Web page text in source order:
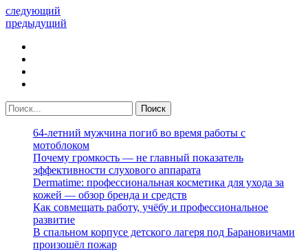
следующий
предыдущий
64-летний мужчина погиб во время работы с
мотоблоком
Почему громкость — не главный показатель
эффективности слухового аппарата
Dermatime: профессиональная косметика для ухода за
кожей — обзор бренда и средств
Как совмещать работу, учёбу и профессиональное
развитие
В спальном корпусе детского лагеря под Барановичами
произошёл пожар